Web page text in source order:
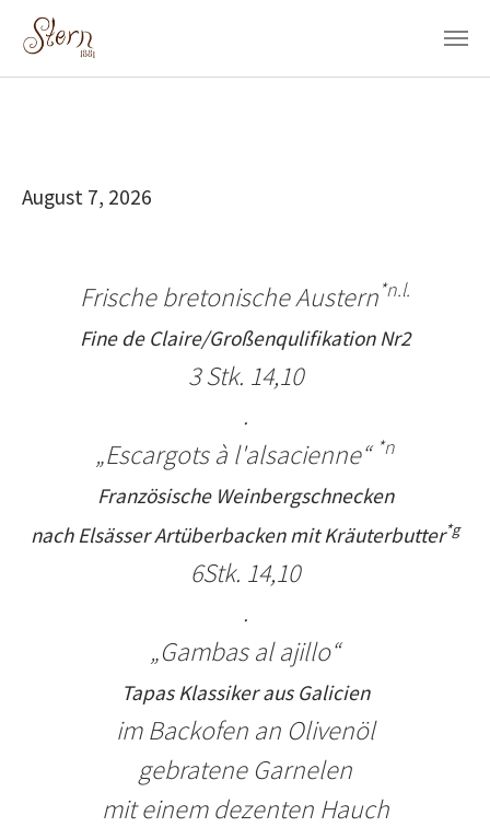
Skip to main content
August 7, 2026
Frische bretonische Austern*n.l.
Fine de Claire/Großenqulifikation Nr2
3 Stk. 14,10
.
„Escargots à l'alsacienne“ *n
Französische Weinbergschnecken
nach Elsässer Artüberbacken mit Kräuterbutter*g
6Stk. 14,10
.
„Gambas al ajillo“
Tapas Klassiker aus Galicien
im Backofen an Olivenöl
gebratene Garnelen
mit einem dezenten Hauch